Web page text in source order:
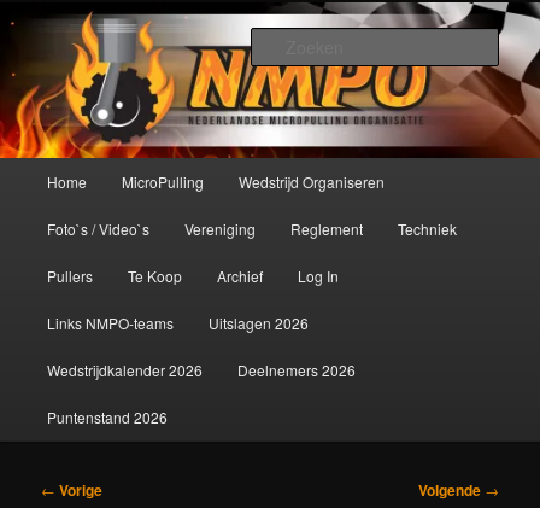
primaire
inhoudNederlandse MicroPulling
Organisatie
De meest krachtige modelbouwsport ter wereld!
Home MicroPulling Wedstrijd Organiseren
Foto`s / Video`s Vereniging Reglement Techniek
Pullers Te Koop Archief Log In
Links NMPO-teams Uitslagen 2026
Wedstrijdkalender 2026 Deelnemers 2026
Puntenstand 2026
Bericht
← Vorige Volgende →